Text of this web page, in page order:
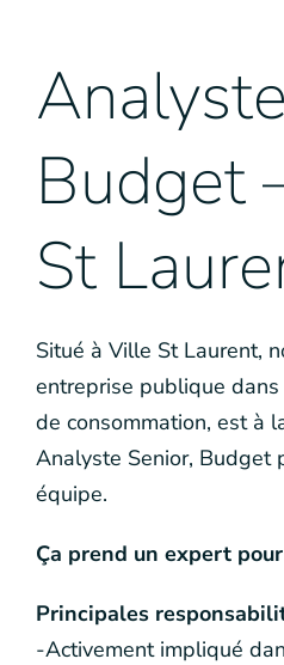
Budget
St
Situé à Ville St Laurent,
entreprise publique
de consommation, est à
Analyste Senior, Budget
équipe.
Ça prend un expert
Principales
-Activement impliqué